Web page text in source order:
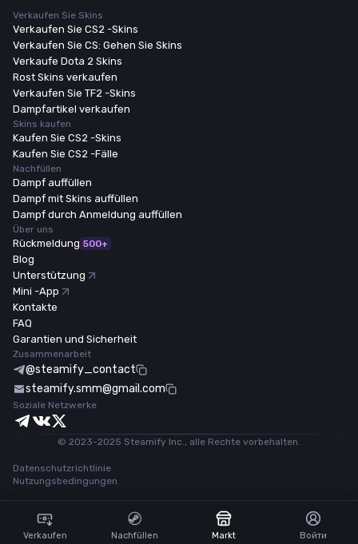
Verkaufen Sie Skins
Verkaufen Sie CS2 -Skins
Verkaufen Sie CS: Gehen Sie Skins
Verkaufe Dota 2 Skins
Rost Skins verkaufen
Verkaufen Sie TF2 -Skins
Dampfartikel verkaufen
Skins kaufen
Kaufen Sie CS2 -Skins
Kaufen Sie CS2 -Fälle
Nachfüllen
Dampf auffüllen
Dampf mit Skins auffüllen
Dampf durch Anmeldung auffüllen
Über uns
Rückmeldung 500+
Blog
Unterstützung
Mini -App
Kontakte
FAQ
Garantien und Sicherheit
Zusammenarbeit
@steamify_contact
steamify.smm@gmail.com
Soziale Netzwerke
© 2023-2025 Steamify Inc., alle Rechte vorbehalten.
Datenschutzrichtlinie
Nutzungsbedingungen
Verkaufen Nachfüllen Markt Войти